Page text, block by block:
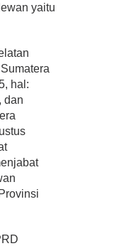
yaitu
hal:
dan